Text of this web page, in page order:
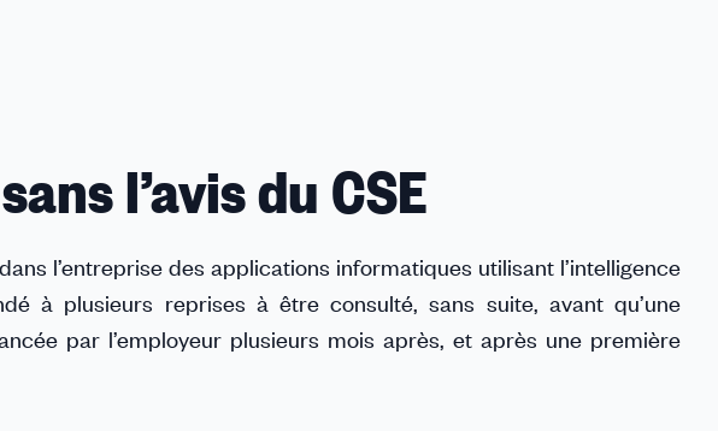
l’avis du CSE
l’entreprise des applications informatiques utilisant l’intelligence
à plusieurs reprises à être consulté, sans suite, avant qu’une
par l’employeur plusieurs mois après, et après une première